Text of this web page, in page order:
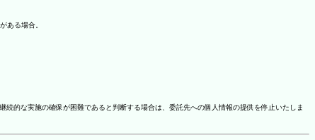
ある場合。
的な実施の確保が困難であると判断する場合は、委託先への個人情報の提供を停止いたしま